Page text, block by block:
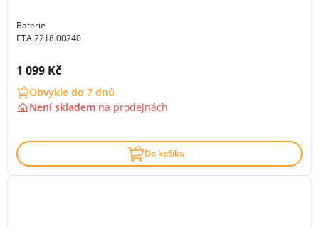
Baterie
ETA 2218 00240
Cena s DPH:
1 099 Kč
Obvykle do 7 dnů
Není skladem na prodejnách
Do košíku